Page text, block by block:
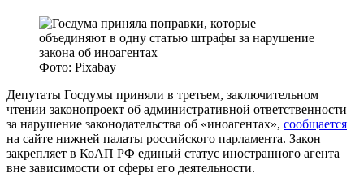
Фото: Pixabay
Депутаты Госдумы приняли в третьем, заключительном
чтении законопроект об административной ответственности
за нарушение законодательства об «иноагентах», сообщается
на сайте нижней палаты российского парламента. Закон
закрепляет в КоАП РФ единый статус иностранного агента
вне зависимости от сферы его деятельности.